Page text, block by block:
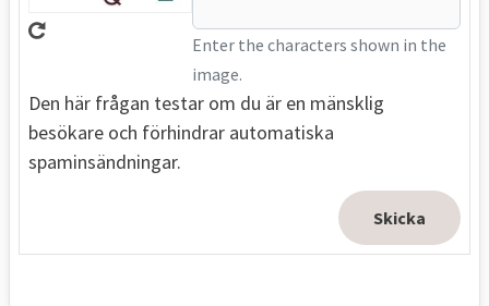
Enter the characters shown in the
image.
Den här frågan testar om du är en mänsklig
besökare och förhindrar automatiska
spaminsändningar.